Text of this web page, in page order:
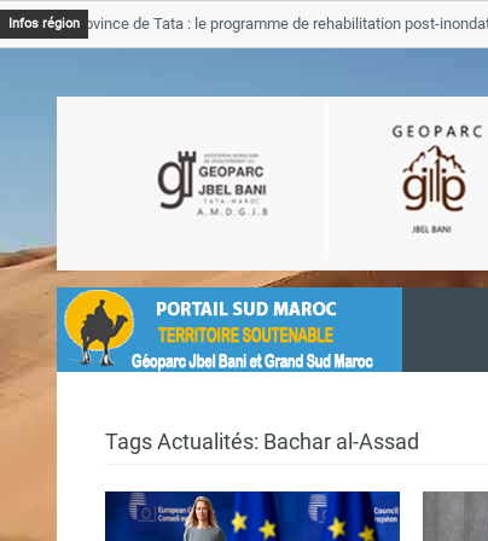
Infos régionProvince de Tata : le programme de rehabilitation post-inondations
Tags Actualités: Bachar al-Assad